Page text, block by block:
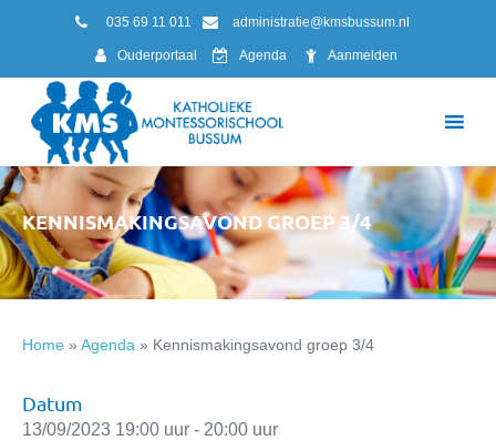
035 69 11 011 administratie@kmsbussum.nl
Ouderportaal Agenda Aanmelden
KENNISMAKINGSAVOND GROEP 3/4
Home » Agenda » Kennismakingsavond groep 3/4
Datum
13/09/2023 19:00 uur - 20:00 uur